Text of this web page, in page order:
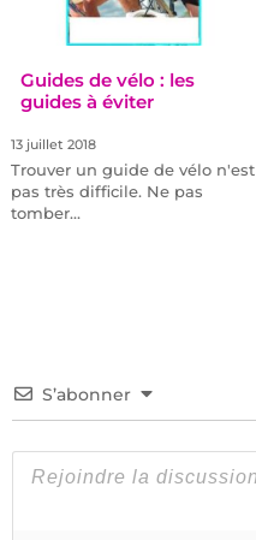
Guides de vélo : les
guides à éviter
13 juillet 2018
Trouver un guide de vélo n'est
pas très difficile. Ne pas
tomber…
S’abonner